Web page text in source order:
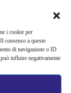
i cookie per
consenso a queste
di navigazione o ID
influire negativamente
BIRRA
un luogo
oltre a regalare
Augusto